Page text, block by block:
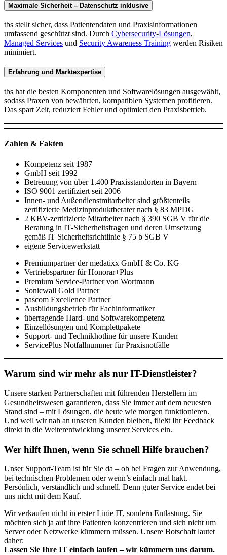
Maximale Sicherheit – Datenschutz inklusive
tbs stellt sicher, dass Patientendaten und Praxisinformationen
umfassend geschützt sind. Durch Cybersecurity-Lösungen,
Managed Services und Security Awareness Training werden Risiken
minimiert.
Erfahrung und Marktexpertise
tbs hat die besten Komponenten und Softwarelösungen ausgewählt,
sodass Praxen von bewährten, kompatiblen Systemen profitieren.
Das spart Zeit, reduziert Fehler und optimiert den Praxisbetrieb.
Zahlen & Fakten
Kompetenz seit 1987
GmbH seit 1992
Betreuung von über 1.400 Praxisstandorten in Bayern
ISO 9001 zertifiziert seit 2006
Innen- und Außendienstmitarbeiter sind größtenteils
zertifizierte Medizinproduktberater nach § 83 MPDG
2 KBV-zertifizierte Mitarbeiter nach § 390 SGB V für die
Beratung in IT-Sicherheitsfragen und deren Umsetzung
gemäß IT Sicherheitsrichtlinie § 75 b SGB V
eigene Servicewerkstatt
Premiumpartner der medatixx GmbH & Co. KG
Vertriebspartner für Honorar+Plus
Premium Service-Partner von Wortmann
Sonicwall Gold Partner
pascom Excellence Partner
Ausbildungsbetrieb für Fachinformatiker
überragende Hard- und Softwarekompetenz
Einzellösungen und Komplettpakete
Support- und Technikhotline für unsere Kunden
ServicePlus Notfallnummer für Praxisnotfälle
Warum sind wir mehr als nur IT-Dienstleister?
Unsere starken Partnerschaften mit führenden Herstellern im
Gesundheitswesen garantieren, dass Sie immer auf dem neuesten
Stand sind – mit Lösungen, die heute wie morgen funktionieren.
Und weil wir nah an unseren Kunden bleiben, fließt Ihr Feedback
direkt in die Weiterentwicklung unserer Services ein.
Wer hilft Ihnen, wenn Sie schnell Hilfe brauchen?
Unser Support-Team ist für Sie da – ob bei Fragen zur Anwendung,
bei technischen Problemen oder wenn’s einfach mal hakt.
Persönlich, verständlich und schnell. Denn guter Service endet bei
uns nicht mit dem Kauf.
Wir verkaufen nicht in erster Linie IT, sondern Entlastung. Sie
möchten sich ja auf ihre Patienten konzentrieren und sich nicht um
Server oder Netzwerke kümmern müssen. Unsere Botschaft lautet
daher:
Lassen Sie Ihre IT einfach laufen – wir kümmern uns darum.